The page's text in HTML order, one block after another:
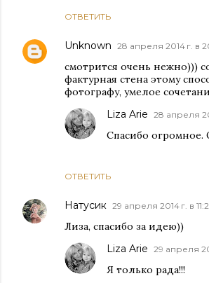
ОТВЕТИТЬ
Unknown 28 апреля 2014 г. в
смотрится очень нежно)))
фактурная стена этому
фотографу, умелое
ОТВЕТИТЬ
Liza Arie 28 апреля
Спасибо огромное.
Натусик 29 апреля 2014 г. в
Лиза, спасибо за идею))
Liza Arie 29 апреля
Я только рада!!!